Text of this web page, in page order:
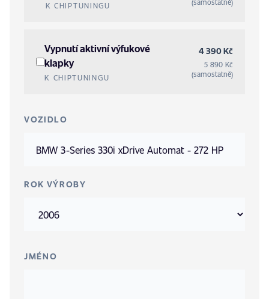
K CHIPTUNINGU
Vypnutí aktivní výfukové
klapky
K CHIPTUNINGU
4 390 Kč
5 890 Kč
(samostatně)
VOZIDLO
ROK VÝROBY
JMÉNO